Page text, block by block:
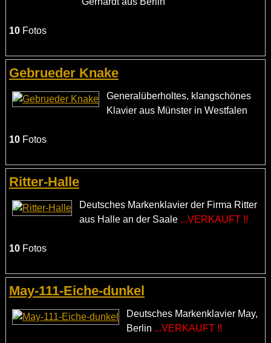
10Fotos
Gebrueder Knake
Generalüberholtes, klangschönes
Klavier aus Münster in Westfalen
10Fotos
Ritter-Halle
Deutsches Markenklavier der Firma Ritter
aus Halle an der Saale ...VERKAUFT !!
10Fotos
May-111-Eiche-dunkel
Deutsches Markenklavier May,
Berlin ...VERKAUFT !!